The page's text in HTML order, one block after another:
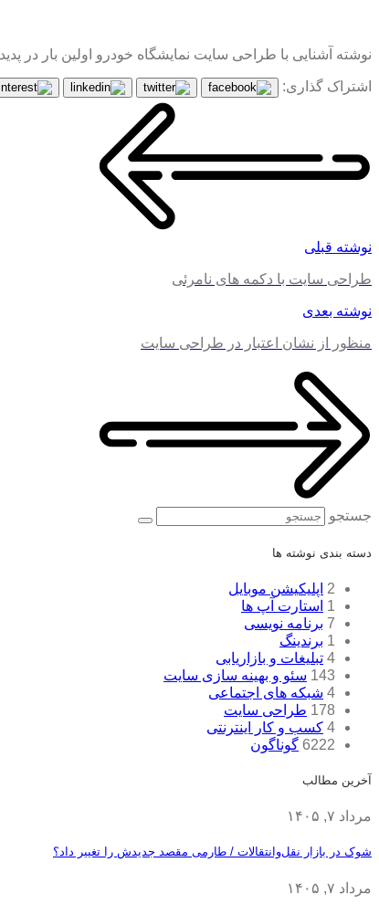
نوشته آشنایی با طراحی سایت نمایشگاه خودرو اولین بار در
اشتراک گذاری:
نوشته قبلی
طراحی سایت با دکمه های نامرئی
نوشته بعدی
منظور از نشان اعتبار در طراحی سایت
جستجو
دسته بندی نوشته ها
2 اپلیکیشن موبایل
1 استارت آپ ها
7 برنامه نویسی
1 برندینگ
4 تبلیغات و بازاریابی
143 سئو و بهینه سازی سایت
4 شبکه های اجتماعی
178 طراحی سایت
4 کسب و کار اینترنتی
6222 گوناگون
آخرین مطالب
مرداد ۷, ۱۴۰۵
شوک در بازار نقل‌وانتقالات / طارمی مقصد جدیدش را تغییر داد؟
مرداد ۷, ۱۴۰۵